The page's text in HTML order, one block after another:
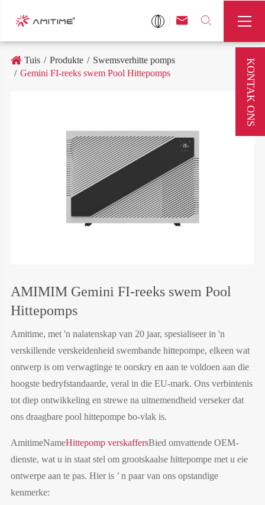
 

Tuis Produkte
Swemsverhitte pomps
Gemini FI-reeks swem Pool Hittepomps
AMIMIM Gemini FI-reeks swem Pool
Hittepomps
Amitime, met 'n nalatenskap van 20 jaar, spesialiseer in 'n
verskillende verskeidenheid swembande hittepompe, elkeen wat
ontwerp is om verwagtinge te oorskry en aan te voldoen aan die
hoogste bedryfstandaarde, veral in die EU-mark. Ons verbintenis
tot diep ontwikkeling en strewe na uitnemendheid verseker dat
ons draagbare pool hittepompe bo-vlak is.
AmitimeNameHittepomp verskaffersBied omvattende OEM-
dienste, wat u in staat stel om grootskaalse hittepompe met u eie
ontwerpe aan te pas. Hier is ’ n paar van ons opstandige
kenmerke:
KONTAK ONS